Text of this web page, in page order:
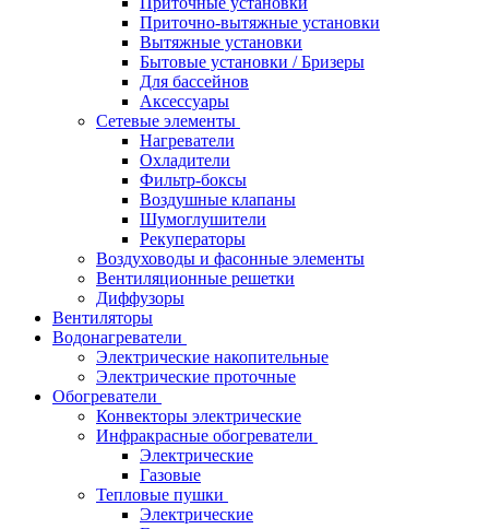
Приточно-вытяжные установки
Вытяжные установки
Бытовые установки / Бризеры
Для бассейнов
Аксессуары
Сетевые элементы
Нагреватели
Охладители
Фильтр-боксы
Воздушные клапаны
Шумоглушители
Рекуператоры
Воздуховоды и фасонные элементы
Вентиляционные решетки
Диффузоры
Вентиляторы
Водонагреватели
Электрические накопительные
Электрические проточные
Обогреватели
Конвекторы электрические
Инфракрасные обогреватели
Электрические
Газовые
Тепловые пушки
Электрические